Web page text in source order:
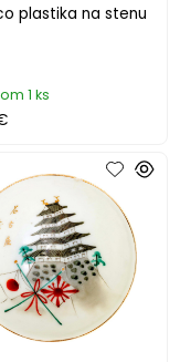
plastika na stenu
1 ks